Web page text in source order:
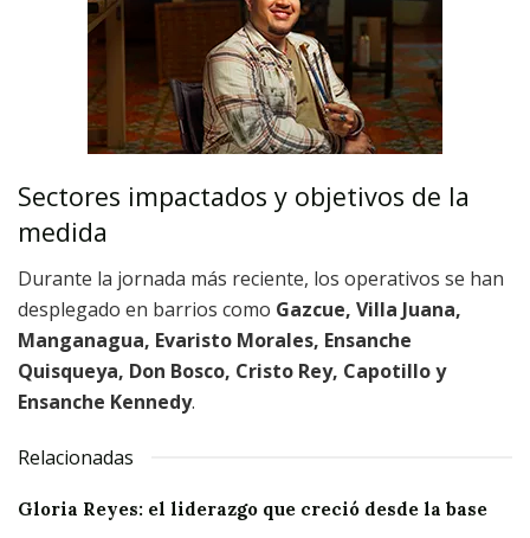
Sectores impactados y objetivos de la
medida
Durante la jornada más reciente, los operativos se han
desplegado en barrios como Gazcue, Villa Juana,
Manganagua, Evaristo Morales, Ensanche
Quisqueya, Don Bosco, Cristo Rey, Capotillo y
Ensanche Kennedy.
Relacionadas
Gloria Reyes: el liderazgo que creció desde la base